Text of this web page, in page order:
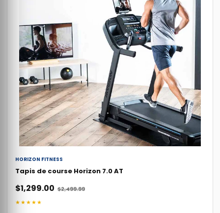
HORIZON FITNESS
Tapis de course Horizon 7.0 AT
$1,299.00 $2,499.99
★★★★★